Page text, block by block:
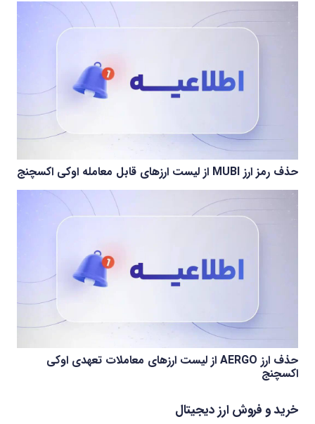
حذف رمز ارز MUBI از لیست ارزهای قابل معامله اوکی اکسچنج
حذف ارز AERGO از لیست ارزهای معاملات تعهدی اوکی
اکسچنج
خرید و فروش ارز دیجیتال